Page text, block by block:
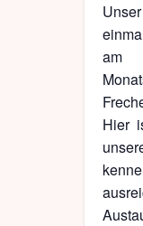
am
Hier